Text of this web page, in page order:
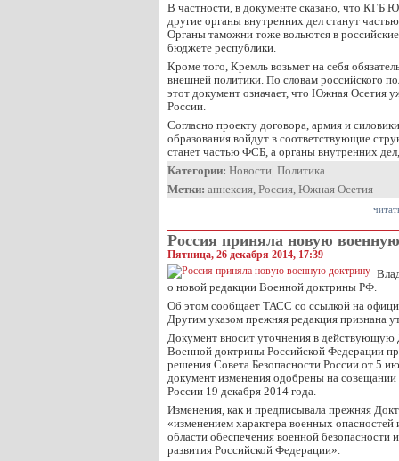
В частности, в документе сказано, что КГБ
другие органы внутренних дел станут
Органы таможни тоже вольются в
бюджете республики.
Кроме того, Кремль возьмет на себя
внешней политики. По словам российского
этот документ означает, что Южная Осетия
России.
Согласно проекту договора, армия и
образования войдут в соответствующие
станет частью ФСБ, а органы внутренних
Категории: Новости| Политика
Метки: аннексия, Россия, Южная Осетия
Россия приняла новую
Пятница, 26 декабря 2014, 17:39
о новой редакции Военной доктрины РФ.
Об этом сообщает ТАСС со ссылкой на
Другим указом прежняя редакция признана
Документ вносит уточнения в действующую
Военной доктрины Российской Федерации
решения Совета Безопасности России от 5
документ изменения одобрены на совещании
России 19 декабря 2014 года.
Изменения, как и предписывала прежняя
«изменением характера военных опасностей
области обеспечения военной безопасности
развития Российской Федерации».